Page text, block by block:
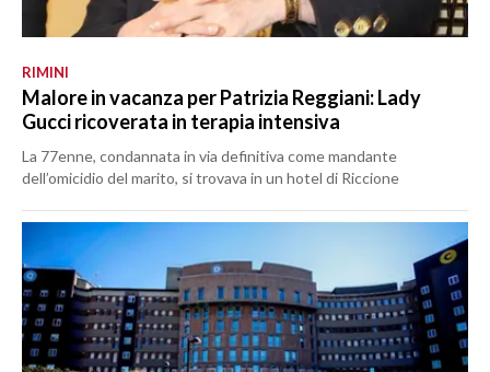
RIMINI
Malore in vacanza per Patrizia Reggiani: Lady
Gucci ricoverata in terapia intensiva
La 77enne, condannata in via definitiva come mandante
dell’omicidio del marito, si trovava in un hotel di Riccione